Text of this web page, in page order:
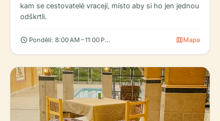
kam se cestovatelé vracejí, místo aby si ho jen jednou
odškrtli.
schedule Pondělí: 8:00 AM – 11:00 PM, Úterý: 8:00 AM – 11:00 PM, Středa:
mapMapa